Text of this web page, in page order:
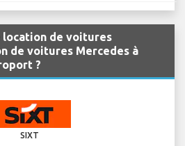
location de voitures
de voitures Mercedes à
?
SIXT